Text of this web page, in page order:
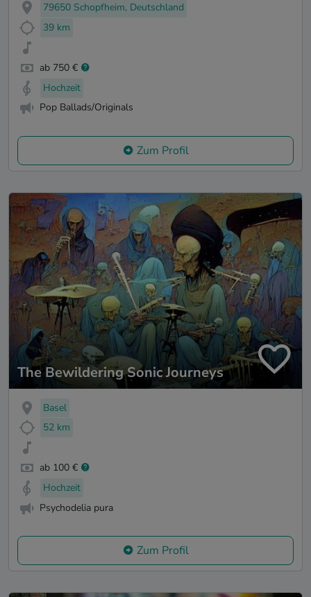
79650 Schopfheim, Deutschland
39 km
ab 750 €
Hochzeit
Pop Ballads/Originals
Zum Profil
The Bewildering Sonic Journeys
Basel
52 km
ab 100 €
Hochzeit
Psychodelia pura
Zum Profil